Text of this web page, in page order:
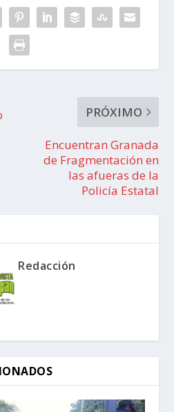
PRÓXIMO
Encuentran Granada
de Fragmentación en
las afueras de la
Policía Estatal
Redacción